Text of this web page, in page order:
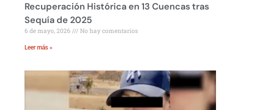
Recuperación Histórica en 13 Cuencas tras
Sequía de 2025
6 de mayo, 2026 No hay comentarios
Leer más »